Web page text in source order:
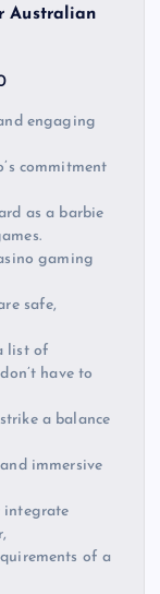
Australian
engaging
commitment
as a barbie
gaming
safe,
list of
have to
a balance
immersive
integrate
of a